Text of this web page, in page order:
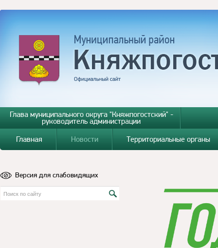
Глава муниципального округа "Княжпогостский" -
руководитель администрации
Главная
Новости Территориальные органы
Версия для слабовидящих